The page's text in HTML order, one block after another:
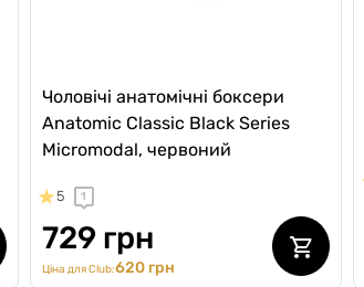
Чоловічі анатомічні боксери
Anatomic Classic Black Series
Micromodal, червоний
5 1
729 грн
Ціна для Club:620 грн